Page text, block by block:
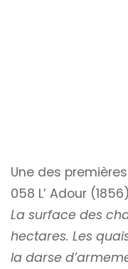
Une des
058 L’ Adour (1856)
La surface des
hectares. Les
la darse